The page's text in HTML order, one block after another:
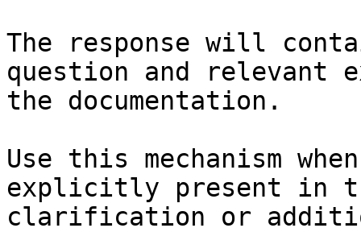
The response will
question and relevant
the documentation.
Use this mechanism
explicitly present in
clarification or